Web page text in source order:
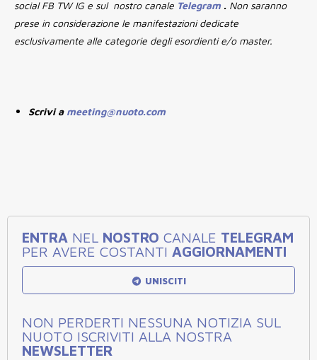
social FB TW IG e sul nostro canale Telegram . Non saranno
prese in considerazione le manifestazioni dedicate
esclusivamente alle categorie degli esordienti e/o master.
Scrivi a meeting@nuoto.com
ENTRA NEL NOSTRO CANALE TELEGRAM
PER AVERE COSTANTI AGGIORNAMENTI
UNISCITI
NON PERDERTI NESSUNA NOTIZIA SUL
NUOTO ISCRIVITI ALLA NOSTRA
NEWSLETTER